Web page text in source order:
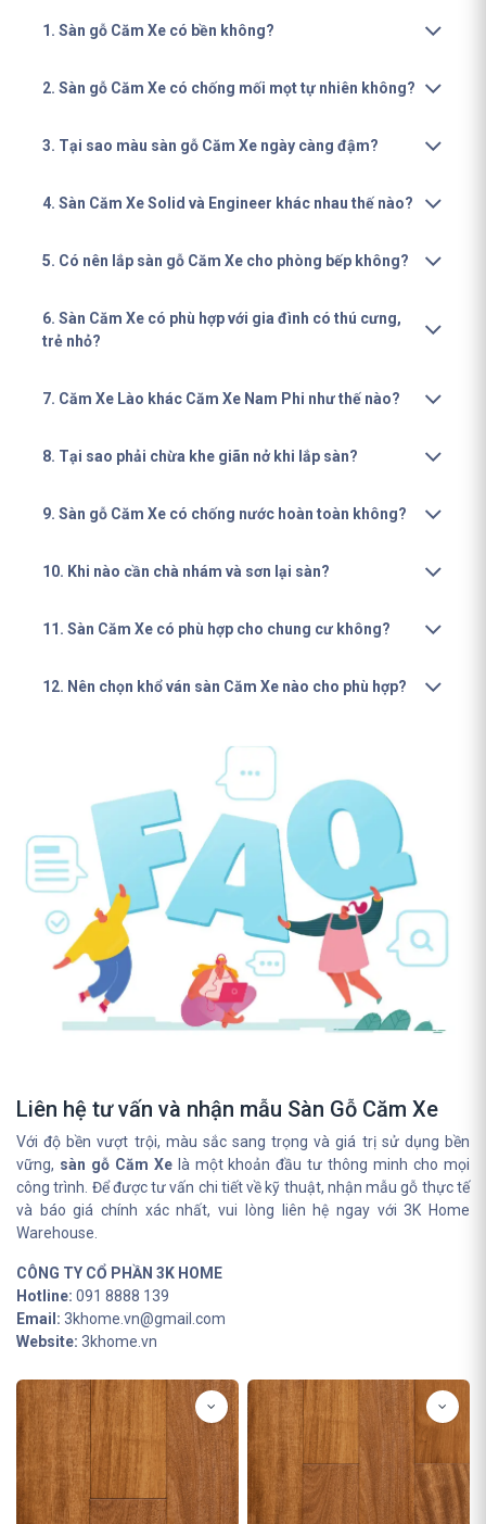
1. Sàn gỗ Căm Xe có bền không?
2. Sàn gỗ Căm Xe có chống mối mọt tự nhiên không?
3. Tại sao màu sàn gỗ Căm Xe ngày càng đậm?
4. Sàn Căm Xe Solid và Engineer khác nhau thế nào?
5. Có nên lắp sàn gỗ Căm Xe cho phòng bếp không?
6. Sàn Căm Xe có phù hợp với gia đình có thú cưng,
trẻ nhỏ?
7. Căm Xe Lào khác Căm Xe Nam Phi như thế nào?
8. Tại sao phải chừa khe giãn nở khi lắp sàn?
9. Sàn gỗ Căm Xe có chống nước hoàn toàn không?
10. Khi nào cần chà nhám và sơn lại sàn?
11. Sàn Căm Xe có phù hợp cho chung cư không?
12. Nên chọn khổ ván sàn Căm Xe nào cho phù hợp?
Liên hệ tư vấn và nhận mẫu Sàn Gỗ Căm Xe
Với độ bền vượt trội, màu sắc sang trọng và giá trị sử dụng bền
vững, sàn gỗ Căm Xelà một khoản đầu tư thông minh cho mọi
công trình. Để được tư vấn chi tiết về kỹ thuật, nhận mẫu gỗ thực tế
và báo giá chính xác nhất, vui lòng liên hệ ngay với 3K Home
Warehouse.
CÔNG TY CỔ PHẦN 3K HOME
Hotline: 091 8888 139
Email: 3khome.vn@gmail.com
Website: 3khome.vn